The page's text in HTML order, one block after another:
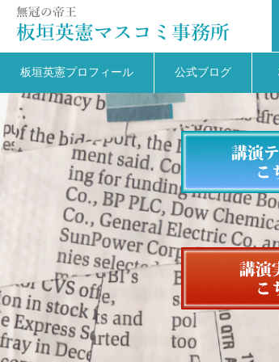
板垣英憲プロフィール 公式ブログ